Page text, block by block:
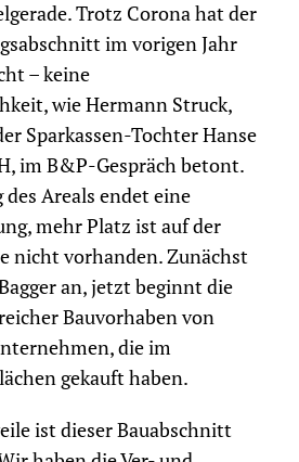
Trotz Corona hat der
im vorigen Jahr
– keine
wie Hermann Struck,
Sparkassen-Tochter Hanse
im B&P-Gespräch betont.
Areals endet eine
mehr Platz ist auf der
nicht vorhanden. Zunächst
an, jetzt beginnt die
Bauvorhaben von
die im
gekauft haben.
ist dieser Bauabschnitt